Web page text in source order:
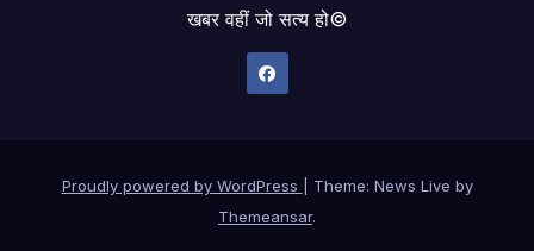
खबर वहीं जो सत्य हो©
Proudly powered by WordPress
Theme: News Live by
Themeansar.